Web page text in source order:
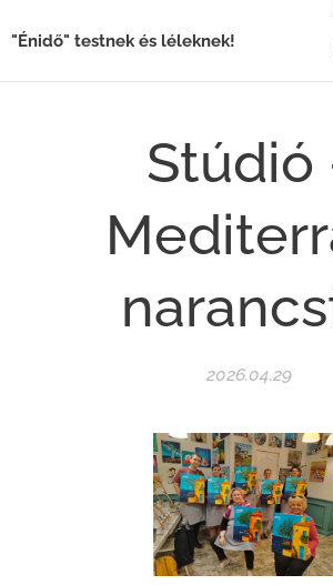
"Énidő" testnek és léleknek!
Stúdió
2026.04.29